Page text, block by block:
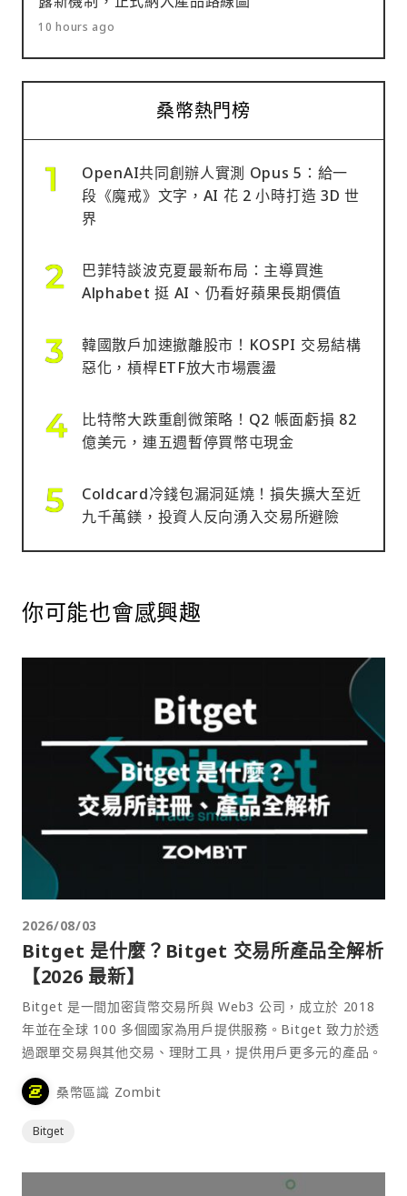
10 hours ago
桑幣熱門榜
OpenAI共同創辦人實測 Opus 5：給一
段《魔戒》文字，AI 花 2 小時打造 3D 世
界
巴菲特談波克夏最新布局：主導買進
Alphabet 挺 AI、仍看好蘋果長期價值
韓國散戶加速撤離股市！KOSPI 交易結構
惡化，槓桿ETF放大市場震盪
比特幣大跌重創微策略！Q2 帳面虧損 82
億美元，連五週暫停買幣屯現金
Coldcard冷錢包漏洞延燒！損失擴大至近
九千萬鎂，投資人反向湧入交易所避險
你可能也會感興趣
2026/08/03
Bitget 是什麼？Bitget 交易所產品全解析
【2026 最新】
Bitget 是一間加密貨幣交易所與 Web3 公司，成立於 2018
年並在全球 100 多個國家為用戶提供服務。Bitget 致力於透
過跟單交易與其他交易、理財工具，提供用戶更多元的產品。
桑幣區識 Zombit
Bitget